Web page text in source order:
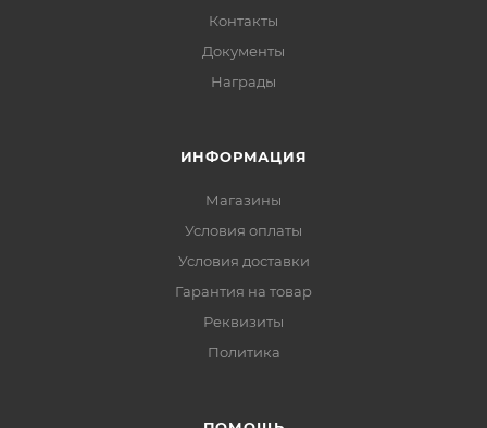
Контакты
Документы
Награды
ИНФОРМАЦИЯ
Магазины
Условия оплаты
Условия доставки
Гарантия на товар
Реквизиты
Политика